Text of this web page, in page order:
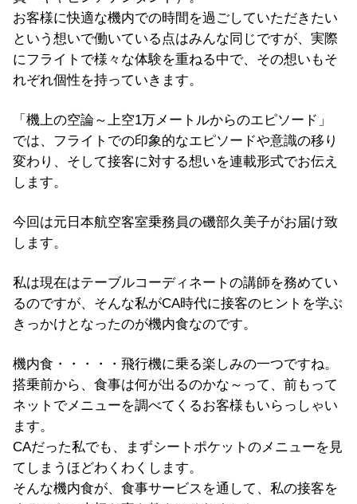
お客様に快適な機内での時間を過ごしていただきたい
という想いで働いている点はみんな同じですが、実際
にフライトで様々な体験を重ねる中で、その想いもそ
れぞれ個性を持っていきます。
「機上の空論～上空1万メートルからのエピソード」
では、フライトでの印象的なエピソードや意識の移り
変わり、そして接客に対する想いを連載形式でお伝え
します。
今回は元日本航空客室乗務員の磯部久美子がお届け致
します。
私は現在はテーブルコーディネートの講師を務めてい
るのですが、そんな私がCA時代に接客のヒントを学ぶ
きっかけとなったのが機内食なのです。
機内食・・・・・飛行機に乗る楽しみの一つですね。
搭乗前から、食事は何が出るのかな～って、前もって
ネットでメニューを調べてくるお客様もいらっしゃい
ます。
CAだった私でも、まずシートポケットのメニューを見
てしまうほどわくわくします。
そんな機内食が、食事サービスを通して、私の接客を